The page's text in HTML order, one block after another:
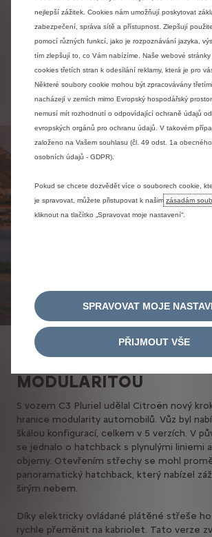
koncepčního k sériovému vozu. To vše
charakteru konceptu a s co nejmenšími
požadavkům sériové výroby.
Na přechodu od konceptu k výrobku
lidí, kteří společně hledali technická řešení,
co nejvíce možností v jediném voze.
VŮZ S ODVÁŽNOU
MODULARITOU
S vozem C3 Pluriel udělal Citroën nový
hranice modularity automobilů. Vůz byl
škálou konfigurací, celkem v 5 verzích. V
se jednalo o hatchback s plynulými liniemi
objemy. Otevřením střechy se mohl
panoramatický hatchback, který nabízel
širým nebem.
Díky elektricky ovládané plátěné střeše
rychle přeměnit na kabriolet. Tato verze
nejlepší zážitek. Cookies nám umožňují poskytovat
zabezpečení, správa sítě a přístupnost. Zlepšují
pomocí různých funkcí, jako je rozpoznávání jazyka,
tím zlepšují to, co Vám nabízíme. Naše webové
cookies třetích stran k odesílání reklamy, která je pro
Některé soubory cookie mohou být zpracovávány
nacházejí v zemích mimo Evropský hospodářský
nemusí mít rozhodnutí o odpovídající ochraně údajů
evropských orgánů pro ochranu údajů. V takovém
založeno na Vašem souhlasu (čl. 49 odst. 1a
osobních údajů - GDPR).
Pokud se chcete dozvědět více o souborech cookie,
je spravovat, můžete přistupovat k našim zásadám
kliknout na tlačítko „Spravovat moje nastavení“.
SPRAVOVAT MOJE
PŘIJMOUT VŠE